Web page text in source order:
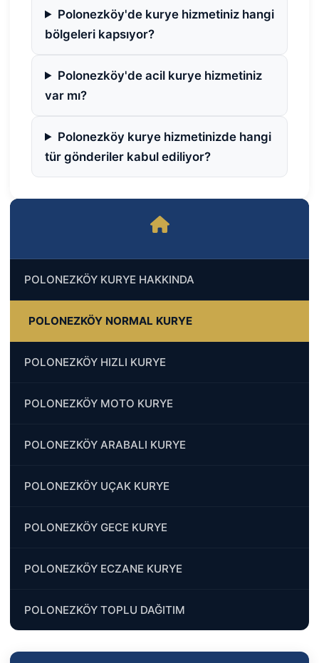
POLONEZKÖY KURYE HAKKINDA
POLONEZKÖY NORMAL KURYE
POLONEZKÖY HIZLI KURYE
POLONEZKÖY MOTO KURYE
POLONEZKÖY ARABALI KURYE
POLONEZKÖY UÇAK KURYE
POLONEZKÖY GECE KURYE
POLONEZKÖY ECZANE KURYE
POLONEZKÖY TOPLU DAĞITIM
Polonezköy'de kurye hizmetiniz hangi
bölgeleri kapsıyor?
Polonezköy'de acil kurye hizmetiniz
var mı?
Polonezköy kurye hizmetinizde hangi
tür gönderiler kabul ediliyor?